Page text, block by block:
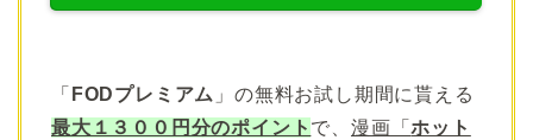
「 FODプレミアム 」の無料お試し期間に貰える
最大１３００円分のポイント で、漫画「ホット